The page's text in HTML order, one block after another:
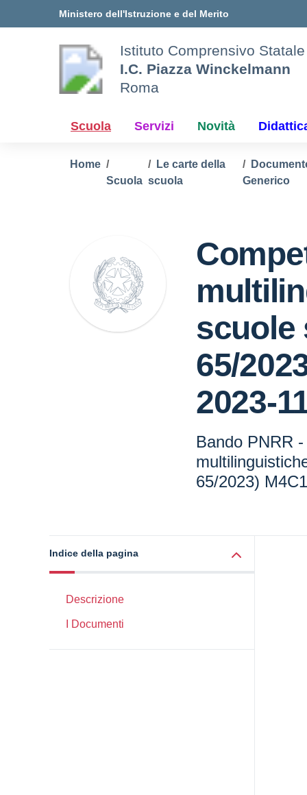
Ministero dell'Istruzione e del Merito
Istituto Comprensivo Statale
I.C. Piazza Winckelmann
Roma
Scuola Servizi Novità
Home
Scuola
Le carte della
scuola
Generico
scuole
65/
2023-
Bando PNRR
65/2023)
Indice della pagina
Descrizione
I Documenti